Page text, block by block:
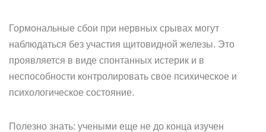
Гормональные сбои при нервных срывах могут
наблюдаться без участия щитовидной железы. Это
проявляется в виде спонтанных истерик и в
неспособности контролировать свое психическое и
психологическое состояние.
Полезно знать: учеными еще не до конца изучен